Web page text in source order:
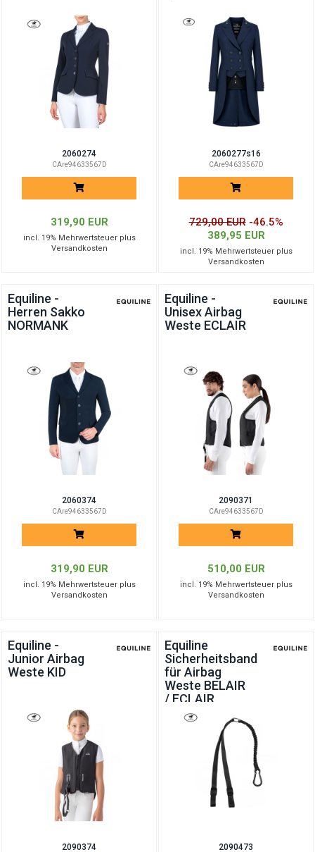
2060274
CAre94633567D
319,90 EUR
incl. 19% Mehrwertsteuer plus
Versandkosten
2060277s16
CAre94633567D
729,00 EUR -46.5%
389,95 EUR
incl. 19% Mehrwertsteuer plus
Versandkosten
Equiline -
Herren Sakko
NORMANK
2060374
CAre94633567D
319,90 EUR
incl. 19% Mehrwertsteuer plus
Versandkosten
Equiline -
Unisex Airbag
Weste ECLAIR
2090371
CAre94633567D
510,00 EUR
incl. 19% Mehrwertsteuer plus
Versandkosten
Equiline -
Junior Airbag
Weste KID
2090374
Equiline
Sicherheitsband
für Airbag
Weste BELAIR
/ ECLAIR
2090473